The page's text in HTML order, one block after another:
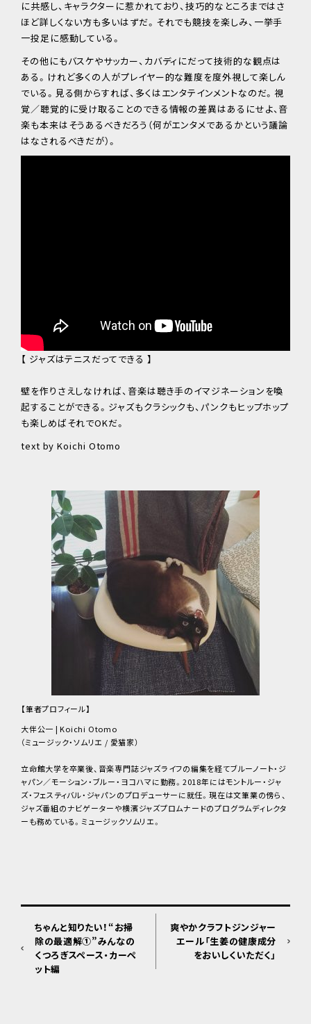
に共感し、キャラクターに惹かれており、技巧的なところまではさ
ほど詳しくない方も多いはずだ。それでも競技を楽しみ、一挙手
一投足に感動している。
その他にもバスケやサッカー、カバディにだって技術的な観点は
ある。けれど多くの人がプレイヤー的な難度を度外視して楽しん
でいる。見る側からすれば、多くはエンタテインメントなのだ。視
覚／聴覚的に受け取ることのできる情報の差異はあるにせよ、音
楽も本来はそうあるべきだろう（何がエンタメであるかという議論
はなされるべきだが）。
【 ジャズはテニスだってできる 】
壁を作りさえしなければ、音楽は聴き手のイマジネーションを喚
起することができる。ジャズもクラシックも、パンクもヒップホップ
も楽しめばそれでOKだ。
text by Koichi Otomo
【筆者プロフィール】
大伴公一 | Koichi Otomo
（ミュージック・ソムリエ / 愛猫家）
立命館大学を卒業後、音楽専門誌ジャズライフの編集を経てブルーノート・ジ
ャパン／モーション・ブルー・ヨコハマに勤務。2018年にはモントルー・ジャ
ズ・フェスティバル・ジャパンのプロデューサーに就任。現在は文筆業の傍ら、
ジャズ番組のナビゲーターや横濱ジャズプロムナードのプログラムディレクタ
ーも務めている。ミュージックソムリエ。
ちゃんと知りたい！“お掃
除の最適解①”みんなの
くつろぎスペース・カーペ
ット編
爽やかクラフトジンジャー
エール「生姜の健康成分
をおいしくいただく」